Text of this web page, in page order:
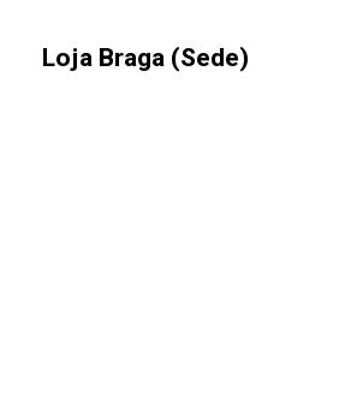
Loja Braga (Sede)